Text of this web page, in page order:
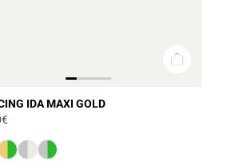
IDA MAXI GOLD